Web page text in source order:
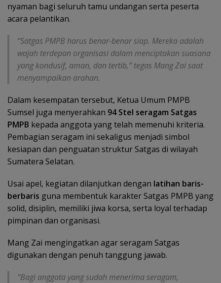
nyaman bagi seluruh tamu undangan serta peserta
acara pelantikan.
“Satgas PMPB harus benar-benar siap. Mereka adalah
wajah terdepan organisasi dalam menciptakan suasana
yang kondusif, aman, dan tertib,” tegas Mang Zai saat
menyampaikan arahan.
Dalam kesempatan tersebut, Ketua Umum PMPB
Sumsel juga menyerahkan 94 Stel seragam Satgas
PMPB kepada anggota yang telah memenuhi kriteria.
Pembagian seragam ini sekaligus menjadi simbol
kesiapan dan penguatan struktur Satgas di wilayah
Sumatera Selatan.
Usai apel, kegiatan dilanjutkan dengan latihan baris-
berbaris guna membentuk karakter Satgas PMPB yang
solid, disiplin, memiliki jiwa korsa, serta loyal terhadap
pimpinan dan organisasi.
Mang Zai mengingatkan agar seragam Satgas
digunakan dengan penuh tanggung jawab.
“Bagi anggota yang sudah menerima seragam,